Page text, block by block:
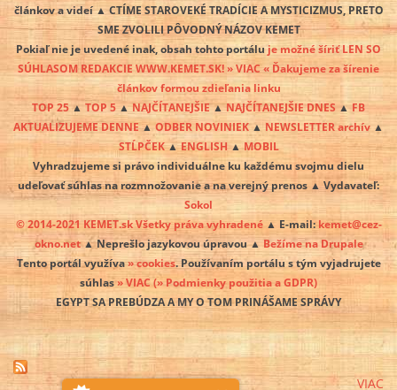
článkov a videí ▲ CTÍME STAROVEKÉ TRADÍCIE A MYSTICIZMUS, PRETO
SME ZVOLILI PÔVODNÝ NÁZOV KEMET
Pokiaľ nie je uvedené inak, obsah tohto portálu je možné šíriť LEN SO
SÚHLASOM REDAKCIE WWW.KEMET.SK! » VIAC « Ďakujeme za šírenie
článkov formou zdieľania linku
TOP 25 ▲ TOP 5▲NAJČÍTANEJŠIE▲NAJČÍTANEJŠIE DNES ▲FB
AKTUALIZUJEME DENNE▲ODBER NOVINIEK▲ NEWSLETTER archív ▲
STĹPČEK▲ENGLISH▲MOBIL
Vyhradzujeme si právo individuálne ku každému svojmu dielu
udeľovať súhlas na rozmnožovanie a na verejný prenos ▲ Vydavateľ:
Sokol
© 2014-2021 KEMET.sk Všetky práva vyhradené▲ E-mail: kemet@cez-
okno.net▲ Neprešlo jazykovou úpravou ▲ Bežíme na Drupale
Tento portál využíva» cookies. Používaním portálu s tým vyjadrujete
súhlas» VIAC(» Podmienky použitia a GDPR)
EGYPT SA PREBÚDZA A MY O TOM PRINÁŠAME SPRÁVY
VIAC